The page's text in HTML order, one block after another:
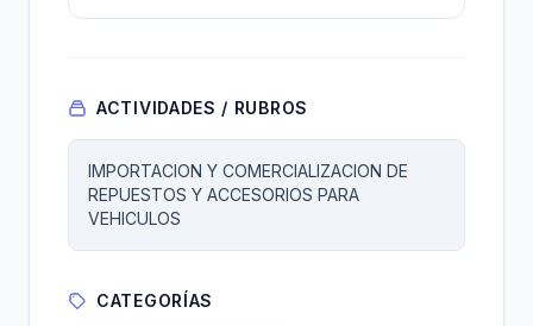
ACTIVIDADES / RUBROS
IMPORTACION Y COMERCIALIZACION DE
REPUESTOS Y ACCESORIOS PARA
VEHICULOS
CATEGORÍAS